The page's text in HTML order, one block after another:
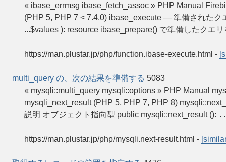
« ibase_errmsg ibase_fetch_assoc » PHP Manual
(PHP 5, PHP 7 < 7.4.0) ibase_execute — 準備された
...$values ): resource ibase_prepare() で準備したクエ
https://man.plustar.jp/php/function.ibase-execute.html -
multi_query の、次の結果を準備する 5083
« mysqli::multi_query mysqli::options » PHP Manual
mysqli_next_result (PHP 5, PHP 7, PHP 8)
説明 オブジェクト指向型 public mysqli::next_result ():
https://man.plustar.jp/php/mysqli.next-result.html -